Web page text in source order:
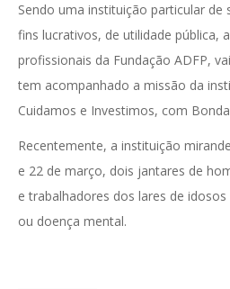
Sendo uma instituição particular de
fins lucrativos, de utilidade pública,
profissionais da Fundação ADFP,
tem acompanhado a missão da
Cuidamos e Investimos, com
Recentemente, a instituição
e 22 de março, dois jantares de
e trabalhadores dos lares de
ou doença mental.